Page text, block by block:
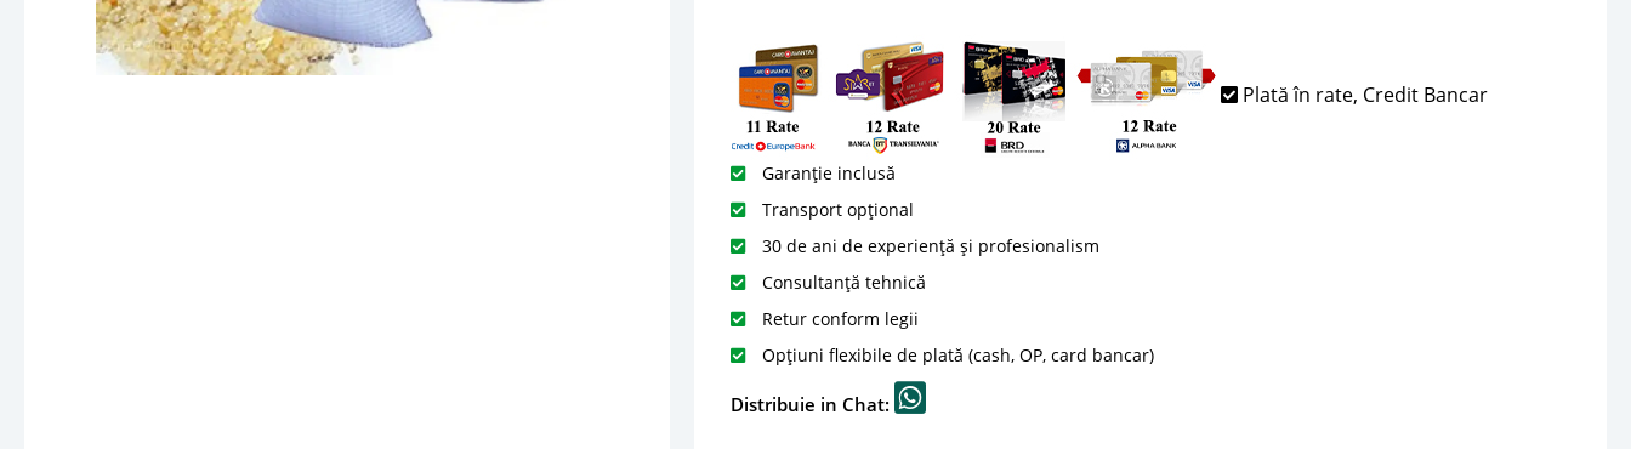
Plată în rate, Credit Bancar
Garanție inclusă
Transport opțional
30 de ani de experiență și profesionalism
Consultanță tehnică
Retur conform legii
Opțiuni flexibile de plată (cash, OP, card bancar)
Distribuie in Chat: